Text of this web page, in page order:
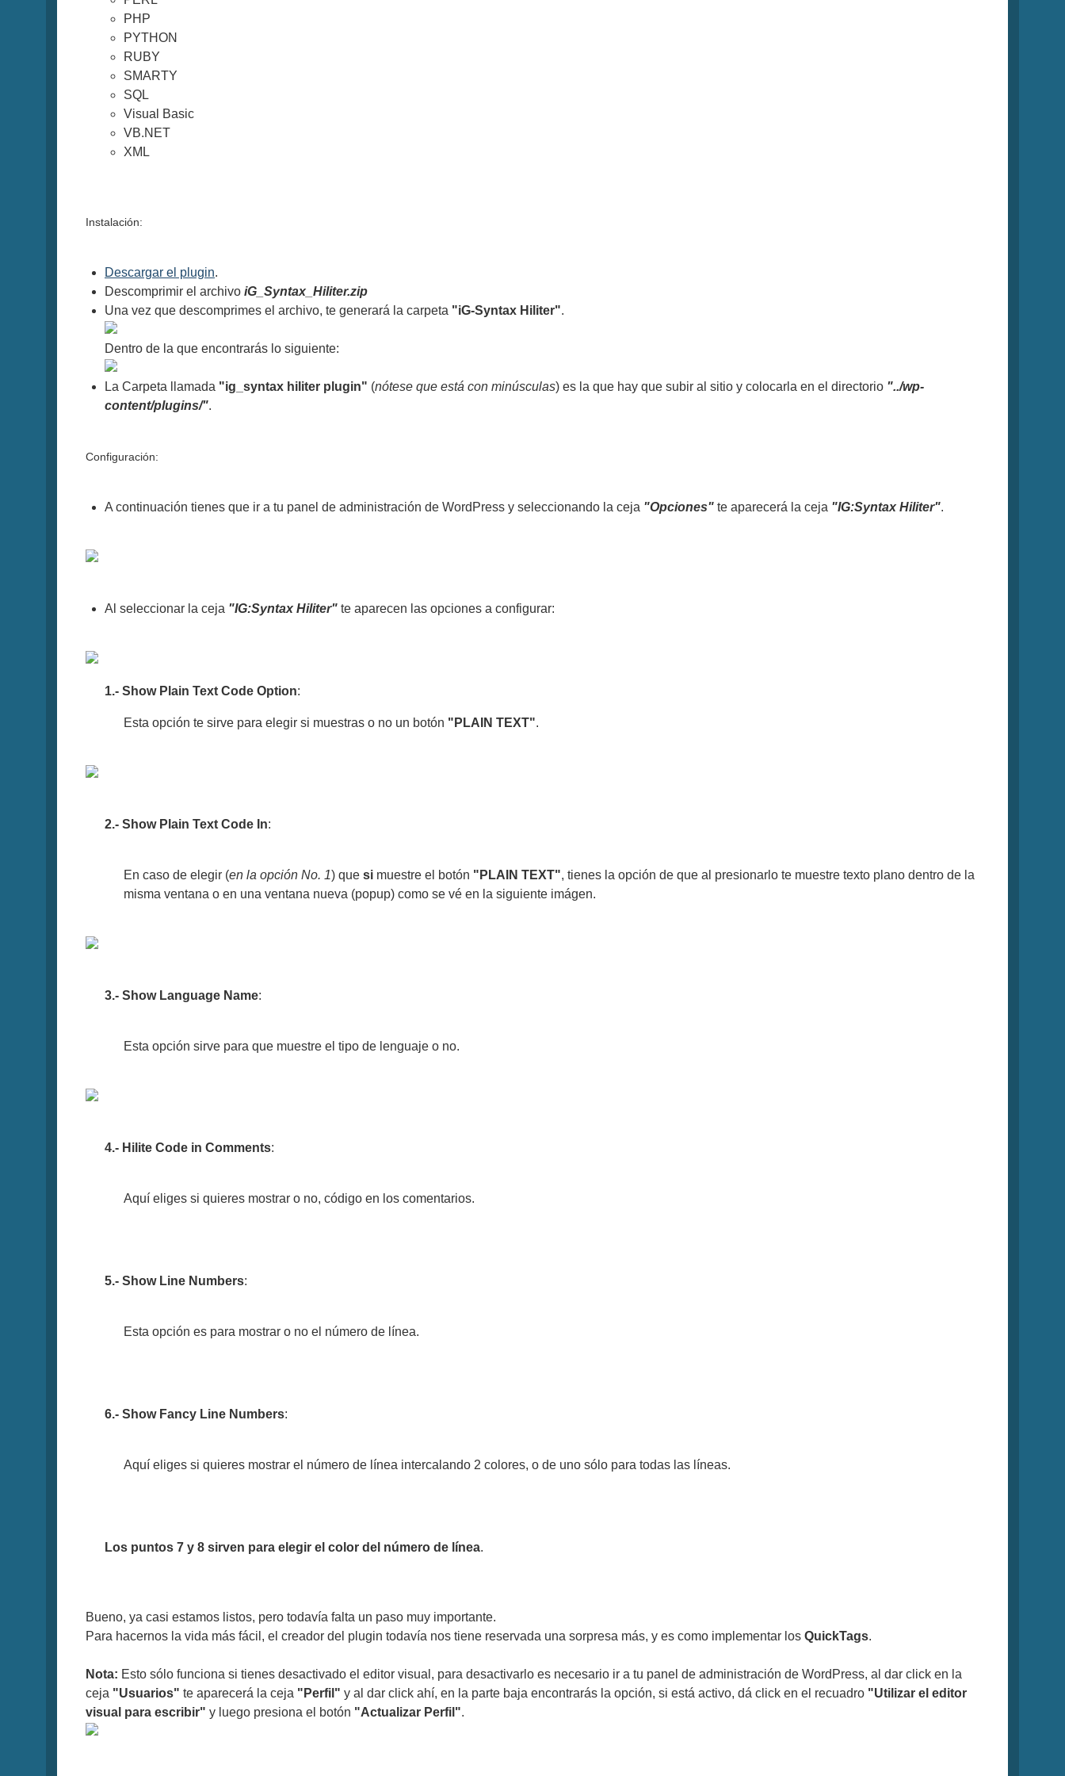
PHP
PYTHON
RUBY
SMARTY
SQL
Visual Basic
VB.NET
XML
Instalación:
Descargar el plugin.
Descomprimir el archivo iG_Syntax_Hiliter.zip
Una vez que descomprimes el archivo, te generará la carpeta "iG-Syntax Hiliter".
Dentro de la que encontrarás lo siguiente:
La Carpeta llamada "ig_syntax hiliter plugin" (nótese que está con minúsculas) es la que hay que subir al sitio y colocarla en el directorio "../wp-
content/plugins/".
Configuración:
A continuación tienes que ir a tu panel de administración de WordPress y seleccionando la ceja "Opciones" te aparecerá la ceja "IG:Syntax Hiliter".
Al seleccionar la ceja "IG:Syntax Hiliter" te aparecen las opciones a configurar:
1.- Show Plain Text Code Option:
Esta opción te sirve para elegir si muestras o no un botón "PLAIN TEXT".
2.- Show Plain Text Code In:
En caso de elegir (en la opción No. 1) que si muestre el botón "PLAIN TEXT", tienes la opción de que al presionarlo te muestre texto plano dentro de la
misma ventana o en una ventana nueva (popup) como se vé en la siguiente imágen.
3.- Show Language Name:
Esta opción sirve para que muestre el tipo de lenguaje o no.
4.- Hilite Code in Comments:
Aquí eliges si quieres mostrar o no, código en los comentarios.
5.- Show Line Numbers:
Esta opción es para mostrar o no el número de línea.
6.- Show Fancy Line Numbers:
Aquí eliges si quieres mostrar el número de línea intercalando 2 colores, o de uno sólo para todas las líneas.
Los puntos 7 y 8 sirven para elegir el color del número de línea.
Bueno, ya casi estamos listos, pero todavía falta un paso muy importante.
Para hacernos la vida más fácil, el creador del plugin todavía nos tiene reservada una sorpresa más, y es como implementar los QuickTags.
Nota: Esto sólo funciona si tienes desactivado el editor visual, para desactivarlo es necesario ir a tu panel de administración de WordPress, al dar click en la
ceja "Usuarios" te aparecerá la ceja "Perfil" y al dar click ahí, en la parte baja encontrarás la opción, si está activo, dá click en el recuadro "Utilizar el editor
visual para escribir" y luego presiona el botón "Actualizar Perfil".